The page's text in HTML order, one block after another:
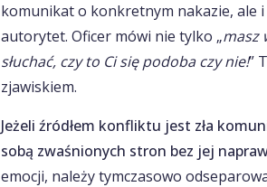
komunikat o konkretnym nakazie, ale
autorytet. Oficer mówi nie tylko „masz
słuchać, czy to Ci się podoba czy nie!”
zjawiskiem.
Jeżeli źródłem konfliktu jest zła
sobą zwaśnionych stron bez jej
emocji, należy tymczasowo